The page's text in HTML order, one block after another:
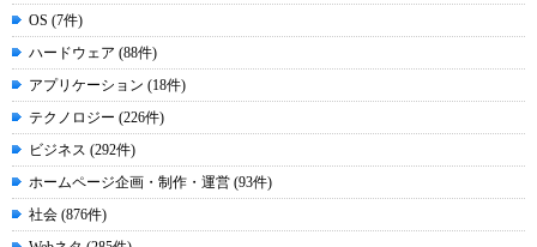
OS (7件)
ハードウェア (88件)
アプリケーション (18件)
テクノロジー (226件)
ビジネス (292件)
ホームページ企画・制作・運営 (93件)
社会 (876件)